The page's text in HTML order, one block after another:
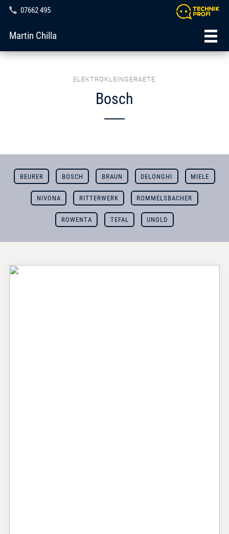
07662 495
Martin Chilla
ELEKTROKLEINGERAETE
Bosch
BEURER BOSCH BRAUN DELONGHI MIELE
NIVONA RITTERWERK ROMMELSBACHER
ROWENTA TEFAL UNOLD